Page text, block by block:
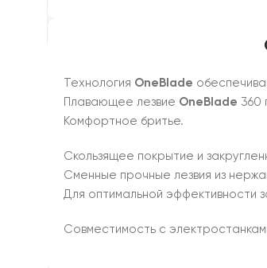
Технология OneBlade
Плавающее лезвие OneBlade 360
Комфортное бритье.
Скользящее покрытие и
Сменные прочные лезвия из
Для оптимальной эффективности
Совместимость с